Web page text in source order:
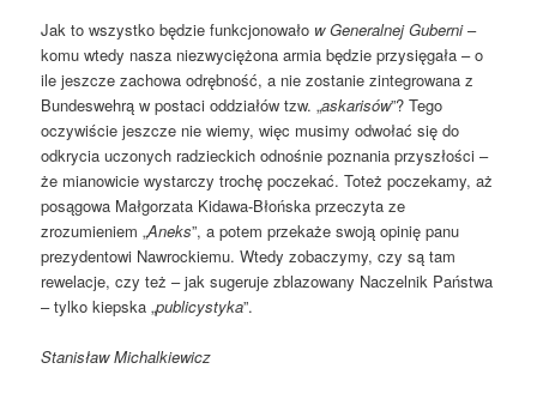
Jak to wszystko będzie funkcjonowało w Generalnej Guberni–
komu wtedy nasza niezwyciężona armia będzie przysięgała – o
ile jeszcze zachowa odrębność, a nie zostanie zintegrowana z
Bundeswehrą w postaci oddziałów tzw. „askarisów”? Tego
oczywiście jeszcze nie wiemy, więc musimy odwołać się do
odkrycia uczonych radzieckich odnośnie poznania przyszłości –
że mianowicie wystarczy trochę poczekać. Toteż poczekamy, aż
posągowa Małgorzata Kidawa-Błońska przeczyta ze
zrozumieniem „Aneks”, a potem przekaże swoją opinię panu
prezydentowi Nawrockiemu. Wtedy zobaczymy, czy są tam
rewelacje, czy też – jak sugeruje zblazowany Naczelnik Państwa
– tylko kiepska „publicystyka”.
Stanisław Michalkiewicz